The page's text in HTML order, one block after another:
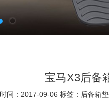
宝马X3后备
时间：2017-09-06 标签：后备箱